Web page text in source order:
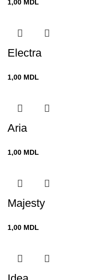
1,00 MDL
Electra
1,00 MDL
Aria
1,00 MDL
Majesty
1,00 MDL